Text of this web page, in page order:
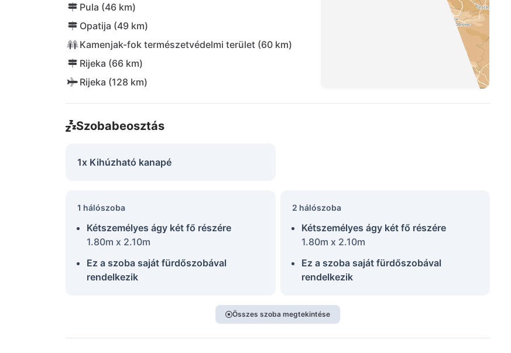
Pula (46 km)
Opatija (49 km)
Kamenjak-fok természetvédelmi terület (60 km)
Rijeka (66 km)
Rijeka (128 km)
Szobabeosztás
1x Kihúzható kanapé
1 hálószoba
Kétszemélyes ágy két fő részére
1.80m x 2.10m
Ez a szoba saját fürdőszobával
rendelkezik
2 hálószoba
Kétszemélyes ágy két fő részére
1.80m x 2.10m
Ez a szoba saját fürdőszobával
rendelkezik
Összes szoba megtekintése